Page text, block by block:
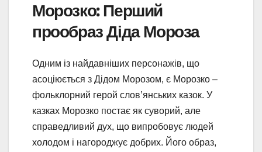
Морозко: Перший
прообраз Діда Мороза
Одним із найдавніших персонажів, що
асоціюється з Дідом Морозом, є Морозко –
фольклорний герой слов’янських казок. У
казках Морозко постає як суворий, але
справедливий дух, що випробовує людей
холодом і нагороджує добрих. Його образ,